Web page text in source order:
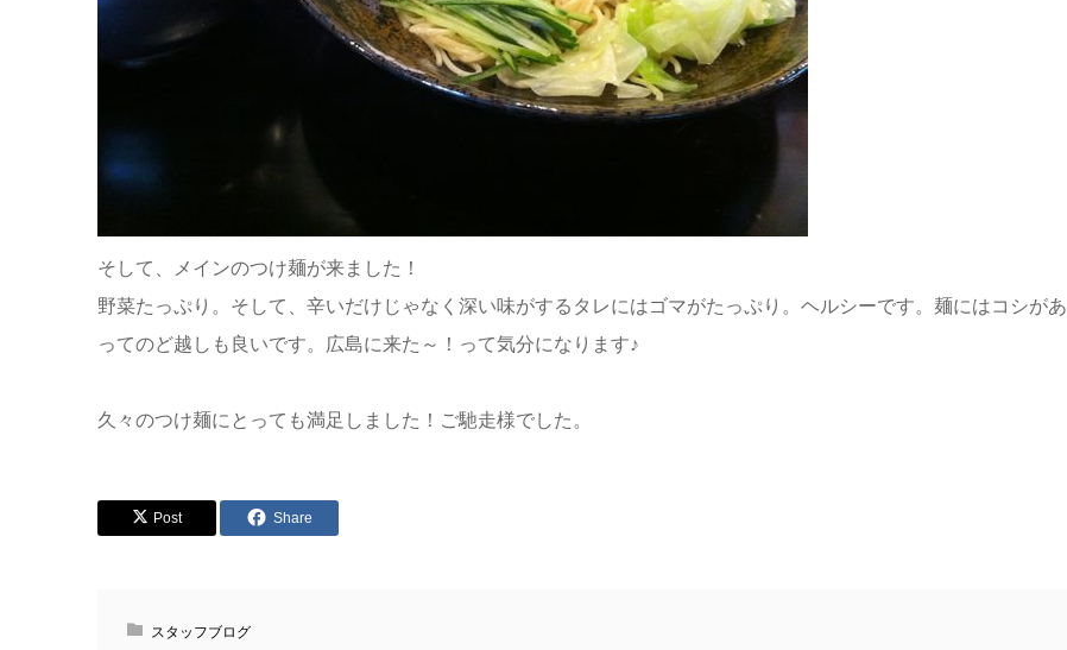
そして、メインのつけ麺が来ました！
野菜たっぷり。そして、辛いだけじゃなく深い味がするタレにはゴマがたっぷり。ヘルシーです。麺にはコシがあ
ってのど越しも良いです。広島に来た～！って気分になります♪
久々のつけ麺にとっても満足しました！ご馳走様でした。
Post Share
スタッフブログ